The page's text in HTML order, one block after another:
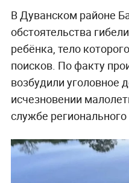
В Дуванском районе
обстоятельства
ребёнка, тело
поисков. По факту
возбудили уголовное
исчезновении
службе